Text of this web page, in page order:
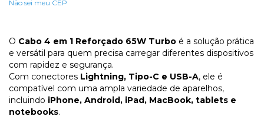
Não sei meu CEP
O Cabo 4 em 1 Reforçado 65W Turbo é a solução prática
e versátil para quem precisa carregar diferentes dispositivos
com rapidez e segurança.
Com conectores Lightning, Tipo-C e USB-A, ele é
compatível com uma ampla variedade de aparelhos,
incluindo iPhone, Android, iPad, MacBook, tablets e
notebooks.